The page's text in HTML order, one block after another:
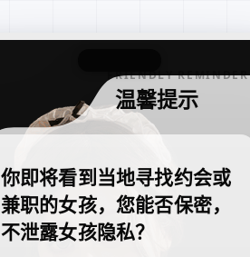
FRIENDLY REMINDER
温馨提示
你即将看到当地寻找约会或
兼职的女孩，您能否保密，
不泄露女孩隐私？